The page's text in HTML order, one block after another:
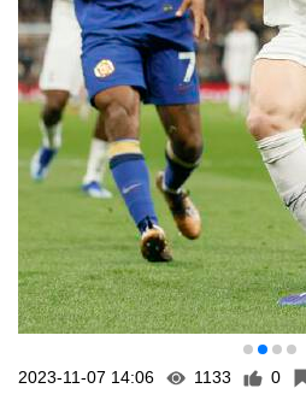
2023-11-07 14:06 1133 0